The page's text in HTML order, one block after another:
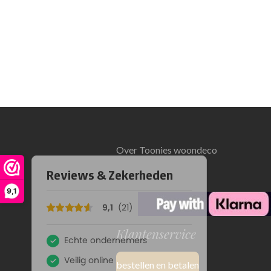
9,1
Over Toonies woondeco
Klantenservice
bestellen en betalen